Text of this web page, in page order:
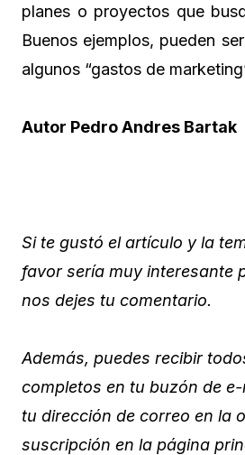
planes o proyectos que
Buenos ejemplos, pueden
algunos “gastos de
Autor Pedro Andres Bartak
Si te gustó el artículo y la
favor sería muy interesante
nos dejes tu comentario.
Además, puedes recibir
completos en tu buzón de
tu dirección de correo en la
suscripción en la página